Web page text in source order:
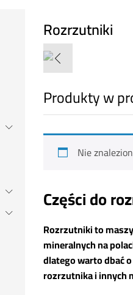
Rozrzutniki
Produkty w
Nie
Części do
Rozrzutniki to
mineralnych na
dlatego warto dbać
rozrzutnika i innych